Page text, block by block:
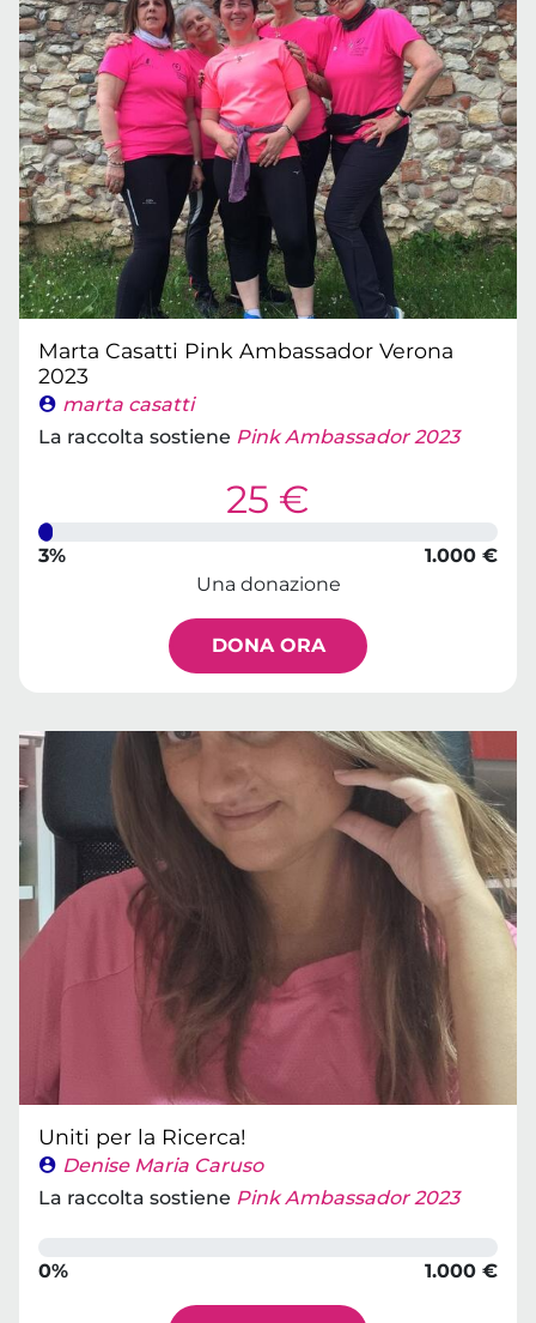
Marta Casatti Pink Ambassador Verona
2023
marta casatti
La raccolta sostiene Pink Ambassador 2023
25 €
3%
1.000 €
Una donazione
DONA ORA
Uniti per la Ricerca!
Denise Maria Caruso
La raccolta sostiene Pink Ambassador 2023
0% 1.000 €